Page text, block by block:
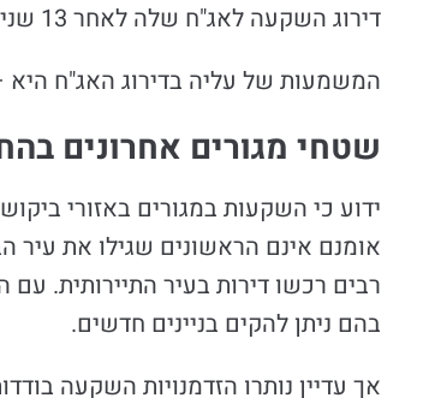
דירוג השקעה לאג"ח שלה לאחר 13 שנים, והתמ"ג שב למצבו טרום תחילת משבר החוב.
המשמעות של עליה בדירוג האג"ח
שטחי מגורים אחרונים
ידוע כי השקעות במגורים באזורי
אומנם אינם הראשונים שגילו את
רבים רכשו דירות בעיר התיירותית.
בהם ניתן להקים בניינים חדשים.